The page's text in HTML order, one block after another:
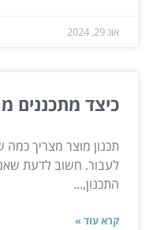
אוג 29, 2024
כיצד מתכננים
תכנון מוצר מצריך כמה
לעבור. חשוב לדעת
התכנון,...
קרא עוד »